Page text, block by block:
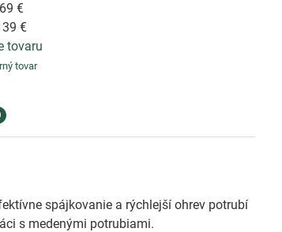
€
€
tovaru
tovar
spájkovanie a rýchlejší ohrev potrubí
s medenými potrubiami.